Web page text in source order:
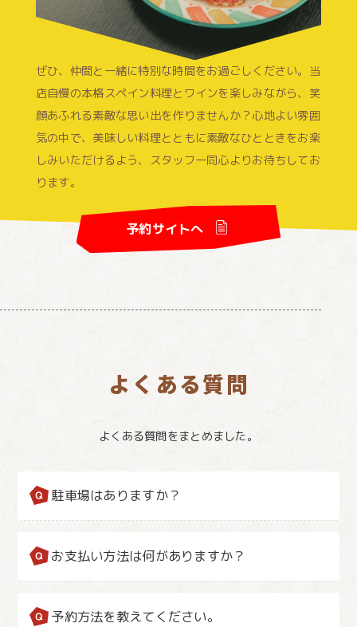
ぜひ、仲間と一緒に特別な時間をお過ごしください。当
店自慢の本格スペイン料理とワインを楽しみながら、笑
顔あふれる素敵な思い出を作りませんか？心地よい雰囲
気の中で、美味しい料理とともに素敵なひとときをお楽
しみいただけるよう、スタッフ一同心よりお待ちしてお
ります。
予約サイトへ
よくある質問
よくある質問をまとめました。
駐車場はありますか？
お支払い方法は何がありますか？
予約方法を教えてください。